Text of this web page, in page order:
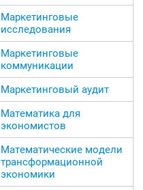
Маркетинговые
исследования
Маркетинговые
коммуникации
Маркетинговый аудит
Математика для
экономистов
Математические модели
трансформационной
экономики